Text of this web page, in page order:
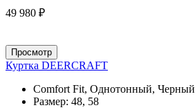
49 980 ₽
Просмотр
Куртка DEERCRAFT
Comfort Fit, Однотонный, Черный
Размер: 48, 58